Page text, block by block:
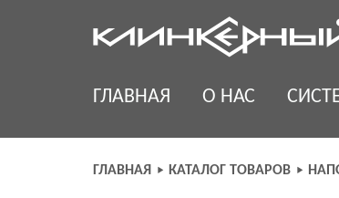
ГЛАВНАЯ О НАС
ГЛАВНАЯ КАТАЛОГ ТОВАРОВ